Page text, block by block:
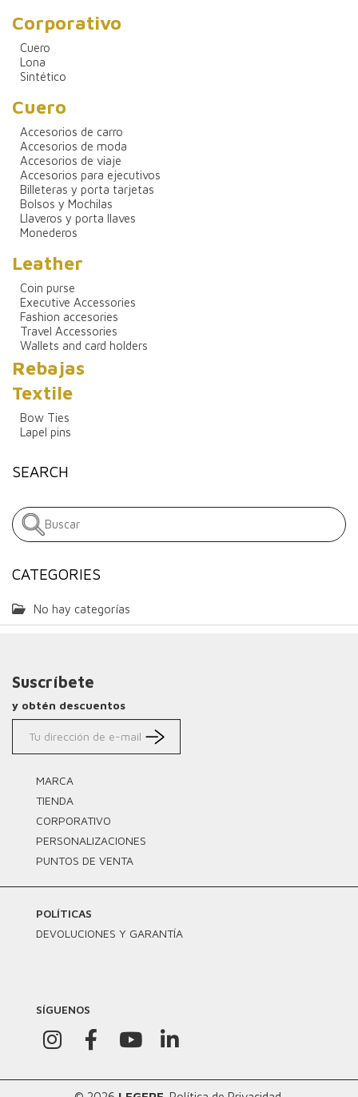
Corporativo
Cuero
Lona
Sintético
Cuero
Accesorios de carro
Accesorios de moda
Accesorios de viaje
Accesorios para ejecutivos
Billeteras y porta tarjetas
Bolsos y Mochilas
Llaveros y porta llaves
Monederos
Leather
Coin purse
Executive Accessories
Fashion accesories
Travel Accessories
Wallets and card holders
Rebajas
Textile
Bow Ties
Lapel pins
SEARCH
CATEGORIES
No hay categorías
Suscríbete
y obtén descuentos
MARCA
TIENDA
CORPORATIVO
PERSONALIZACIONES
PUNTOS DE VENTA
POLÍTICAS
DEVOLUCIONES Y GARANTÍA
SÍGUENOS